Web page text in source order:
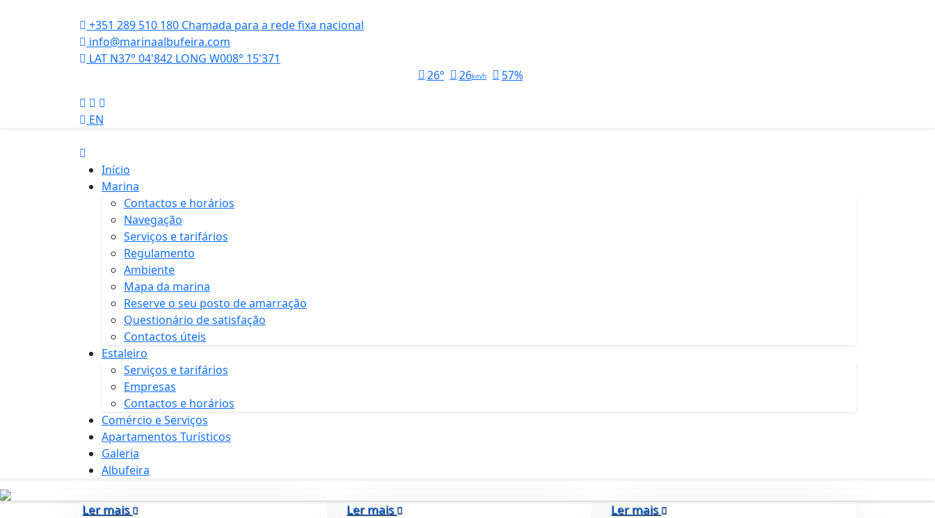
+351 289 510 180 Chamada para a rede fixa nacional
info@marinaalbufeira.com
LAT N37° 04'842 LONG W008° 15'371
26°
26km/h 57%
EN
Início
Marina
Contactos e horários
Navegação
Serviços e tarifários
Regulamento
Ambiente
Mapa da marina
Reserve o seu posto de amarração
Questionário de satisfação
Contactos úteis
Estaleiro
Serviços e tarifários
Empresas
Contactos e horários
Comércio e Serviços
Apartamentos Turísticos
Galeria
Albufeira
Ler mais Ler mais Ler mais